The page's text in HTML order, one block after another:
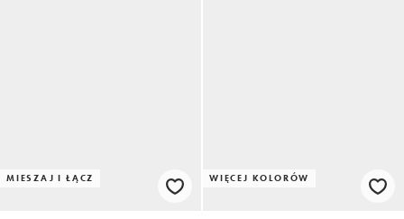
MIESZAJ I ŁĄCZ WIĘCEJ KOLORÓW